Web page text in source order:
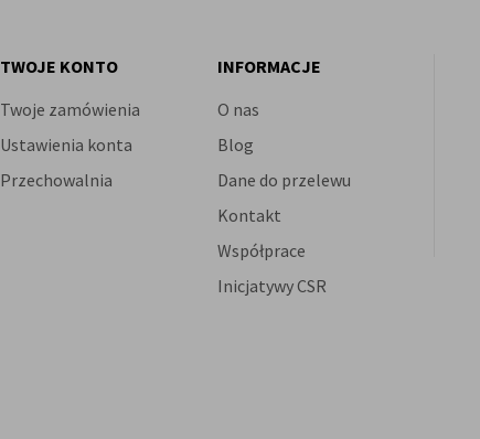
TWOJE KONTO
Twoje zamówienia
Ustawienia konta
Przechowalnia
INFORMACJE
O nas
Blog
Dane do przelewu
Kontakt
Współprace
Inicjatywy CSR